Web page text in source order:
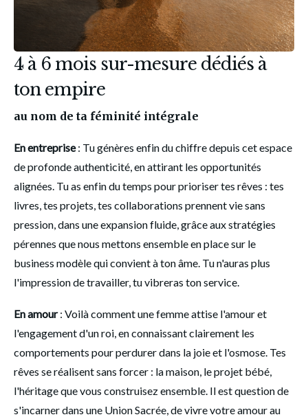
4 à 6 mois sur-mesure dédiés à
ton empire
au nom de ta féminité intégrale
En entreprise : Tu génères enfin du chiffre depuis cet espace
de profonde authenticité, en attirant les opportunités
alignées. Tu as enfin du temps pour prioriser tes rêves : tes
livres, tes projets, tes collaborations prennent vie sans
pression, dans une expansion fluide, grâce aux stratégies
pérennes que nous mettons ensemble en place sur le
business modèle qui convient à ton âme. Tu n'auras plus
l'impression de travailler, tu vibreras ton service.
En amour : Voilà comment une femme attise l'amour et
l'engagement d'un roi, en connaissant clairement les
comportements pour perdurer dans la joie et l'osmose. Tes
rêves se réalisent sans forcer : la maison, le projet bébé,
l'héritage que vous construisez ensemble. Il est question de
s'incarner dans une Union Sacrée, de vivre votre amour au